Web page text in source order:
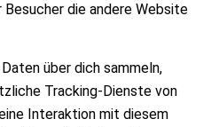
die andere Website
über dich sammeln,
Tracking-Dienste von
Interaktion mit diesem